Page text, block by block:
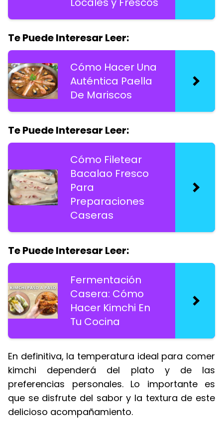
Te Puede Interesar Leer:
Cómo Hacer Una
Auténtica Paella
De Mariscos
Te Puede Interesar Leer:
Cómo Filetear
Bacalao Fresco
Para
Preparaciones
Caseras
Te Puede Interesar Leer:
Fermentación
Casera: Cómo
Hacer Kimchi En
Tu Cocina
En definitiva, la temperatura ideal para comer
kimchi dependerá del plato y de las
preferencias personales. Lo importante es
que se disfrute del sabor y la textura de este
delicioso acompañamiento.